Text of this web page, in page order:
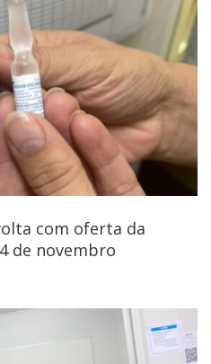
com oferta da
de novembro